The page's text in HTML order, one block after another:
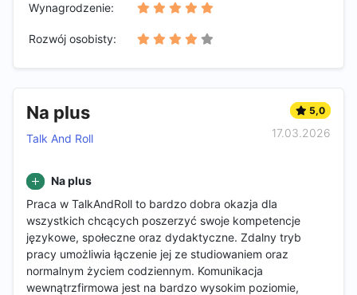
Wynagrodzenie:
Rozwój osobisty:
Na plus
Talk And Roll
5,0
17.03.2026
Na plus
Praca w TalkAndRoll to bardzo dobra okazja dla
wszystkich chcących poszerzyć swoje kompetencje
językowe, społeczne oraz dydaktyczne. Zdalny tryb
pracy umożliwia łączenie jej ze studiowaniem oraz
normalnym życiem codziennym. Komunikacja
wewnątrzfirmowa jest na bardzo wysokim poziomie,